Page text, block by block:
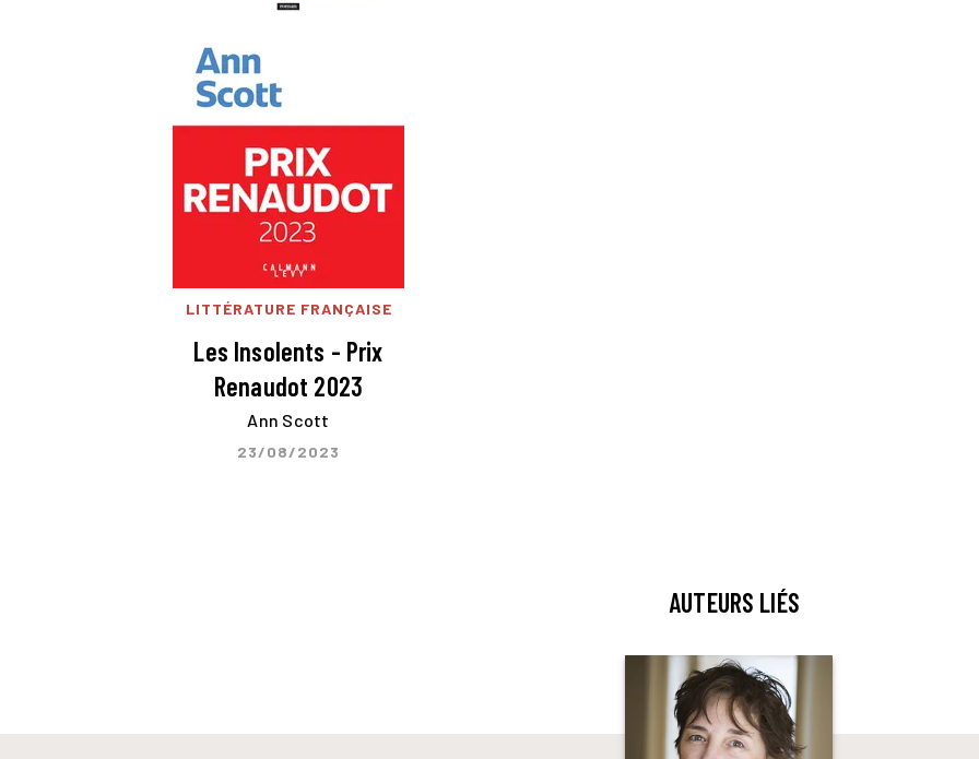
LITTÉRATURE FRANÇAISE
Les Insolents - Prix
Renaudot 2023
Ann Scott
23/08/2023
AUTEURS LIÉS